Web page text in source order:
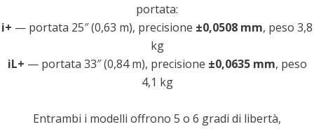
portata:
i+ — portata 25″ (0,63 m), precisione ±0,0508 mm, peso 3,8
kg
iL+ — portata 33″ (0,84 m), precisione ±0,0635 mm, peso
4,1 kg
Entrambi i modelli offrono 5 o 6 gradi di libertà,